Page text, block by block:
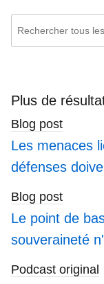
search
Plus de
Blog post
Les menaces
défenses
Blog post
Le point de
souveraineté
Podcast original